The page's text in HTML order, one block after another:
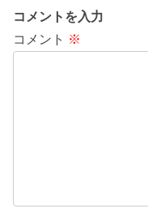
コメントを入力
コメント ※